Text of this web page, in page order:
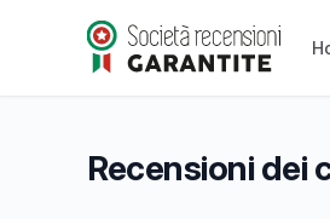
BKeeper Gloves
Valutazione globale: 9,6 su 10
9,6/10(1 292
Recensioni dei